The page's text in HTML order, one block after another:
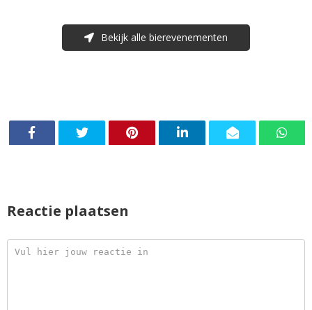
Bekijk alle bierevenementen
Reactie plaatsen